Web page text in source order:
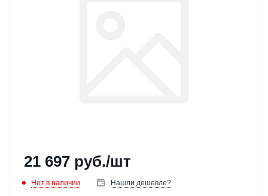
21 697 руб./шт
Нет в наличии Нашли дешевле?